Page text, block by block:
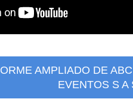
AMPLIADO DE
EVENTOS S A